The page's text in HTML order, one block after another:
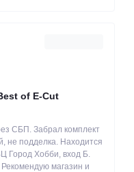
of E-Cut
СБП. Забрал комплект
не подделка. Находится
Город Хобби, вход Б.
магазин и